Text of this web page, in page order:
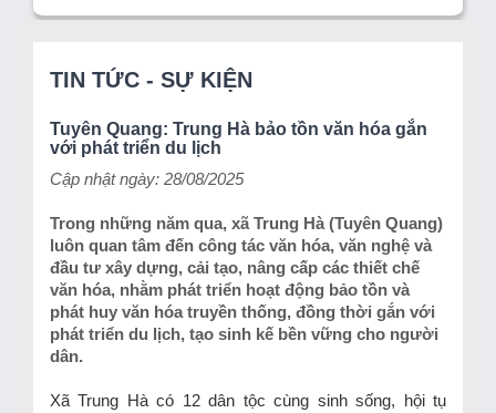
TIN TỨC - SỰ KIỆN
Tuyên Quang: Trung Hà bảo tồn văn hóa gắn
với phát triển du lịch
Cập nhật ngày: 28/08/2025
Trong những năm qua, xã Trung Hà (Tuyên Quang)
luôn quan tâm đến công tác văn hóa, văn nghệ và
đầu tư xây dựng, cải tạo, nâng cấp các thiết chế
văn hóa, nhằm phát triển hoạt động bảo tồn và
phát huy văn hóa truyền thống, đồng thời gắn với
phát triển du lịch, tạo sinh kế bền vững cho người
dân.
Xã Trung Hà có 12 dân tộc cùng sinh sống, hội tụ